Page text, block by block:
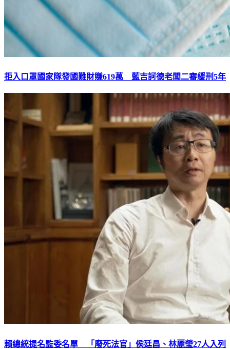
拒入口罩國家隊發國難財賺619萬 藍吉訶德老闆二審緩刑5年
賴總統提名監委名單 「廢死法官」侯廷昌、林麗瑩27人入列